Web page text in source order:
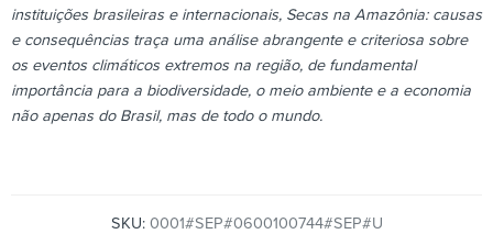
instituições brasileiras e internacionais, Secas na Amazônia: causas
e consequênciastraça uma análise abrangente e criteriosa sobre
os eventos climáticos extremos na região, de fundamental
importância para a biodiversidade, o meio ambiente e a economia
não apenas do Brasil, mas de todo o mundo.
SKU: 0001#SEP#0600100744#SEP#U